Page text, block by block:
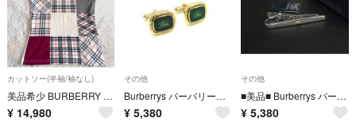
カットソー(半袖/袖なし)
美品希少 BURBERRY ノバチェック パッチワーク ノースリーブ カットソー
¥ 14,980
その他
Burberrys バーバリーズ カフスボタン カフリンクス アクセサリー メンズ グリーン系×ゴールド系 DP4212
¥ 5,380
その他
■美品■ Burberrys バーバリーズ タイクリップ ネクタイピン アクセサリー メンズ シルバー系 DP4194
¥ 5,380